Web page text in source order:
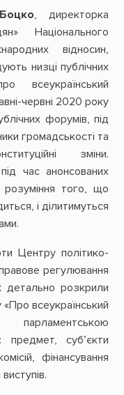
, директорка
Національного
відносин,
низці публічних
всеукраїнський
червні 2020 року
форумів, під
громадськості та
зміни.
час анонсованих
розуміння того, що
і ділитимуться
Центру політико-
регулювання
розкрили
всеукраїнський
парламентською
суб’єкти
фінансування